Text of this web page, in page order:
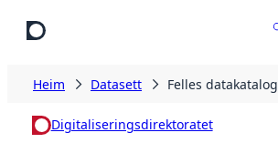
Heim Datasett Felles datakatalog
Digitaliseringsdirektoratet